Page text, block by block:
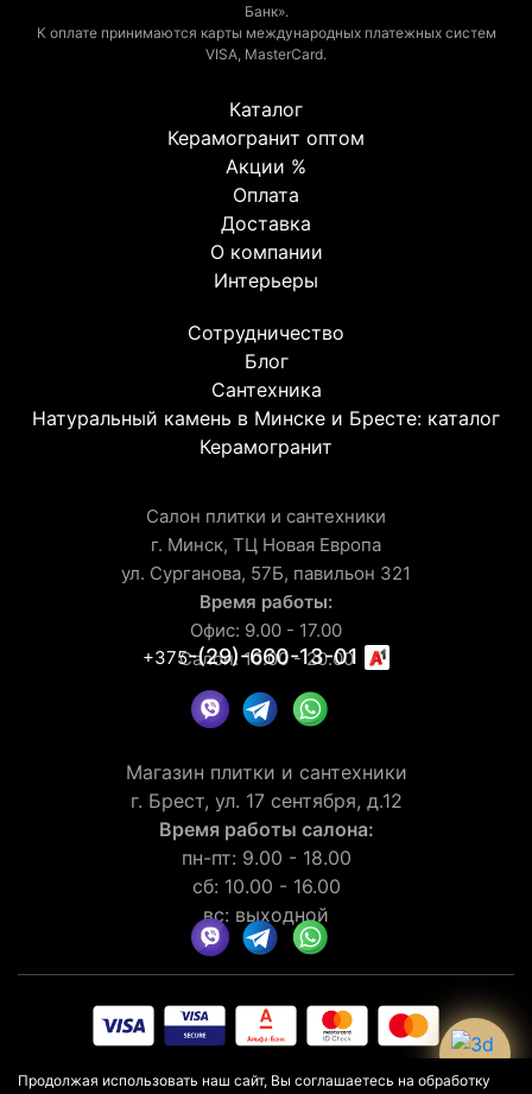
Банк».
К оплате принимаются карты международных платежных систем
VISA, MasterCard.
Каталог
Керамогранит оптом
Акции %
Оплата
Доставка
О компании
Интерьеры
Сотрудничество
Блог
Сантехника
Натуральный камень в Минске и Бресте: каталог
Керамогранит
Салон плитки и сантехники
г. Минск, ТЦ Новая Европа
ул. Сурганова, 57Б, павильон 321
Время работы:
Офис: 9.00 - 17.00
Салон: 10.00 - 20.00
+375-(29)-660-13-01
Магазин плитки и сантехники
г. Брест, ул. 17 сентября, д.12
Время работы салона:
пн-пт: 9.00 - 18.00
сб: 10.00 - 16.00
вс: выходной
Продолжая использовать наш сайт, Вы соглашаетесь на обработку